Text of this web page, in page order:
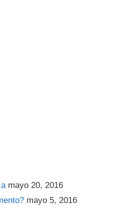
mayo 20, 2016
mayo 5, 2016